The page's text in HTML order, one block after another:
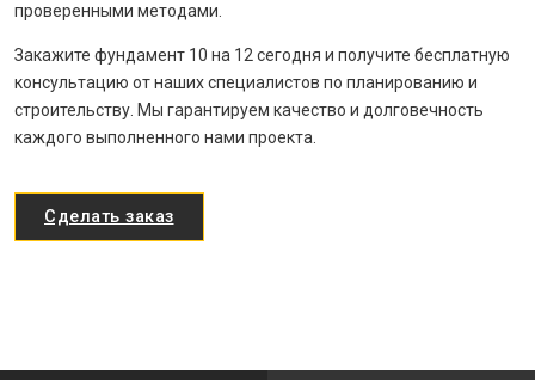
проверенными методами.
Закажите фундамент 10 на 12 сегодня и получите бесплатную
консультацию от наших специалистов по планированию и
строительству. Мы гарантируем качество и долговечность
каждого выполненного нами проекта.
Сделать заказ